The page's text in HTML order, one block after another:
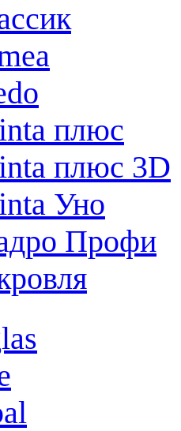
плюс
плюс 3D
Уно
Профи